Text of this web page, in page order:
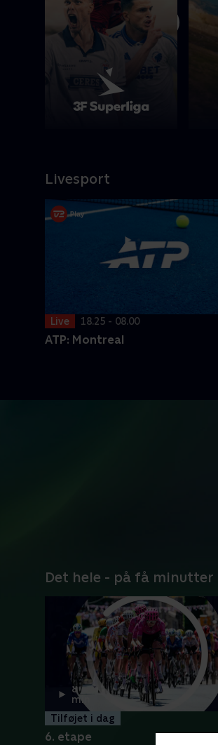
Afspil
Livesport
Live 18.25 - 08.00
ATP: Montreal
Det hele - på få minutter
8
min
Tilføjet i dag
6. etape